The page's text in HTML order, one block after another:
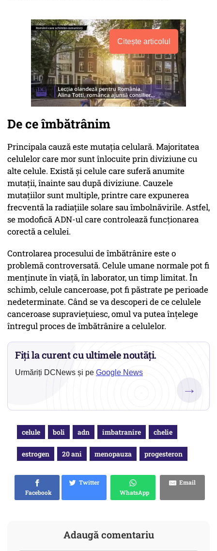
Citește articolul
De ce îmbătrânim
Principala cauză este mutaţia celulară. Majoritatea
celulelor care mor sunt înlocuite prin diviziune cu
alte celule. Există şi celule care suferă anumite
mutaţii, înainte sau după diviziune. Cauzele
mutaţiilor sunt multiple, printre care expunerea
frecventă la radiaţiile solare sau îmbolnăvirile. Astfel,
se modofică ADN-ul care controlează funcţionarea
corectă a celulei.
Controlarea procesului de îmbătrânire este o
problemă controversată. Celule umane normale pot fi
menţinute în viaţă, în laborator, un timp limitat. În
schimb, celule canceroase, pot fi păstrate pe perioade
nedeterminate. Când se va descoperi de ce celulele
canceroase supravieţuiesc, omul va putea înţelege
întregul proces de îmbătrânire a celulelor.
Fiți la curent cu ultimele noutăți.
Urmăriți DCNews și pe Google News
→
celule boli adn imbatranire chelie
estrogen 20 ani menopauza progesteron
Facebook
Twitter
WhatsApp
Email
Adaugă comentariu